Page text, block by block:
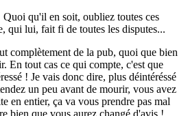
qu'il en soit, oubliez toutes ces
qui lui, fait fi de toutes les disputes...
complètement de la pub, quoi que bien
En tout cas ce qui compte, c'est que
! Je vais donc dire, plus déintéréssé
un peu avant de mourir, vous avez
en entier, ça va vous prendre pas mal
bien que vous aurez changé d'avis !